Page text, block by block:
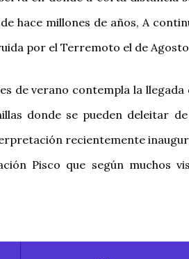
hace millones de años, A
por el Terremoto el de Agosto
de verano contempla la llegada
donde se pueden deleitar
recientemente
Pisco que según muchos